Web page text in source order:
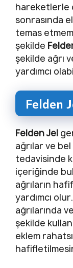
hareketlerle
sonrasında
temas
şekilde
şekilde ağrı
yardımcı
Felden
Felden Jel
ağrılar ve bel
tedavisinde
içeriğinde
ağrıların
yardımcı
ağrılarında
şekilde
eklem